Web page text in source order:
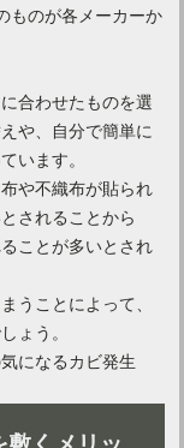
び方・敷き方
ものが各メーカーか
合わせたものを選
や、自分で簡単に
います。
や不織布が貼られ
されることから
ことが多いとされ
うことによって、
ょう。
になるカビ発生